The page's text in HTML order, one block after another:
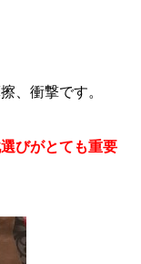
、衝撃です。
びがとても重要